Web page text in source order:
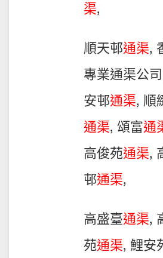
渠,
順天邨通渠,
專業通渠公
安邨通渠, 順
通渠, 頌富通
高俊苑通渠,
邨通渠,
高盛臺通渠,
苑通渠, 鯉安